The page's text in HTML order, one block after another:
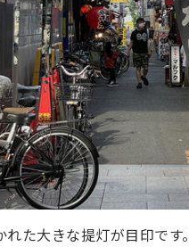
れた大きな提灯が目印です。